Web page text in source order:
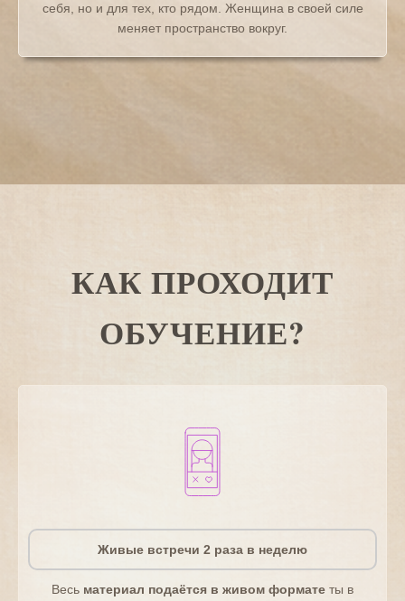
себя, но и для тех, кто рядом. Женщина в своей силе
меняет пространство вокруг.
КАК ПРОХОДИТ
ОБУЧЕНИЕ?
Живые встречи 2 раза в неделю
Весь материал подаётся в живом формате ты в